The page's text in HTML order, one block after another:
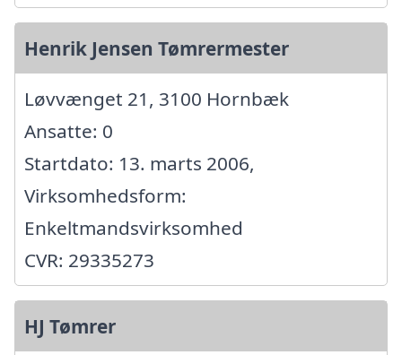
Henrik Jensen Tømrermester
Løvvænget 21, 3100 Hornbæk
Ansatte: 0
Startdato: 13. marts 2006,
Virksomhedsform:
Enkeltmandsvirksomhed
CVR: 29335273
HJ Tømrer